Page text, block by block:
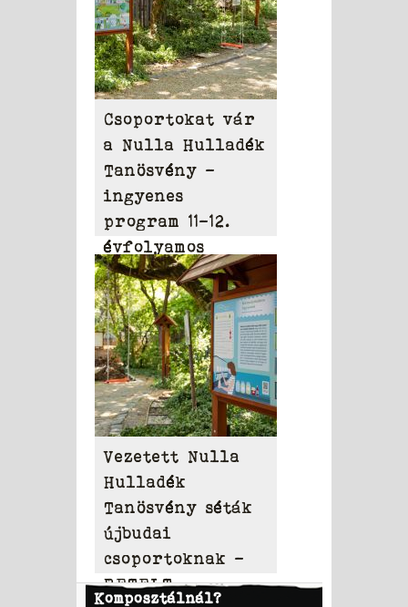
Csoportokat vár
a Nulla Hulladék
Tanösvény –
ingyenes
program 11-12.
évfolyamos
diákoknak
Vezetett Nulla
Hulladék
Tanösvény séták
újbudai
csoportoknak –
BETELT
Komposztálnál?